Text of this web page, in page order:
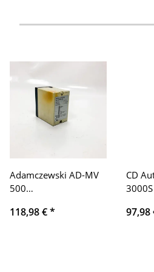
Adamczewski AD-MV
500
118,98 €*
CD
97,98